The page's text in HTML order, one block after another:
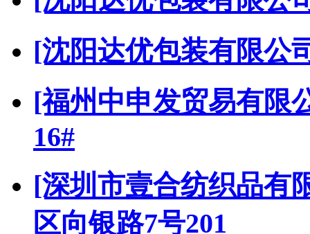
[沈阳达优包装有限公
[福州中申发贸易有限
16#
[深圳市壹合纺织品有
区向银路7号201